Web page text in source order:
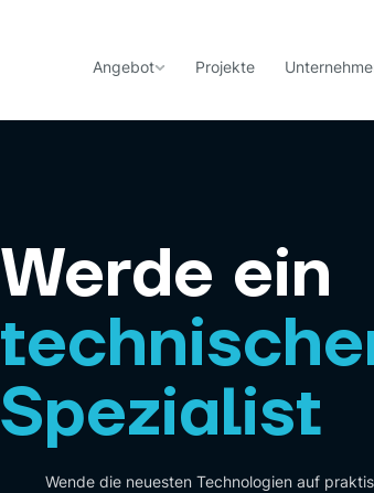
Angebot Projekte
Werde ein
Spezialist
Wende die neuesten Technologien auf